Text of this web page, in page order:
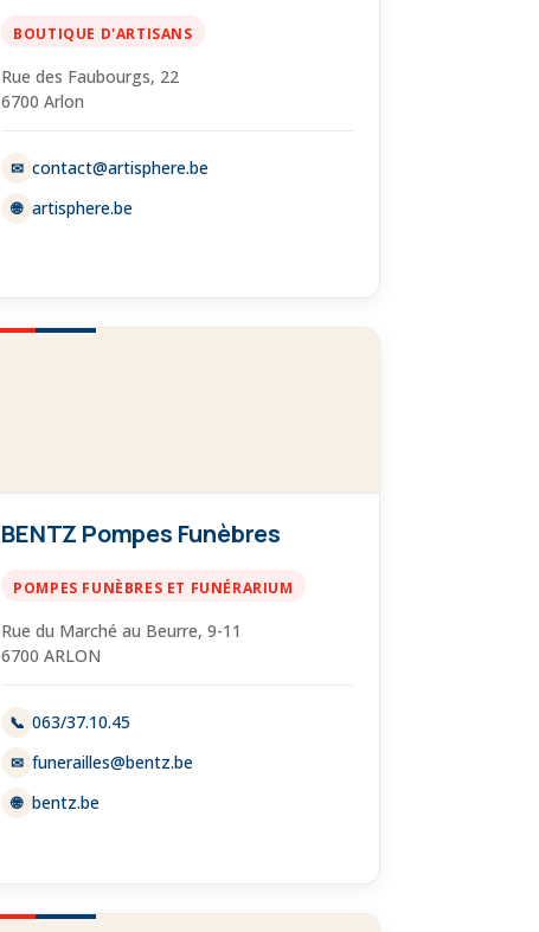
BOUTIQUE D'ARTISANS
Rue des Faubourgs, 22
6700 Arlon
✉ contact@artisphere.be
🌐 artisphere.be
BENTZ Pompes Funèbres
POMPES FUNÈBRES ET FUNÉRARIUM
Rue du Marché au Beurre, 9-11
6700 ARLON
📞 063/37.10.45
✉ funerailles@bentz.be
🌐 bentz.be